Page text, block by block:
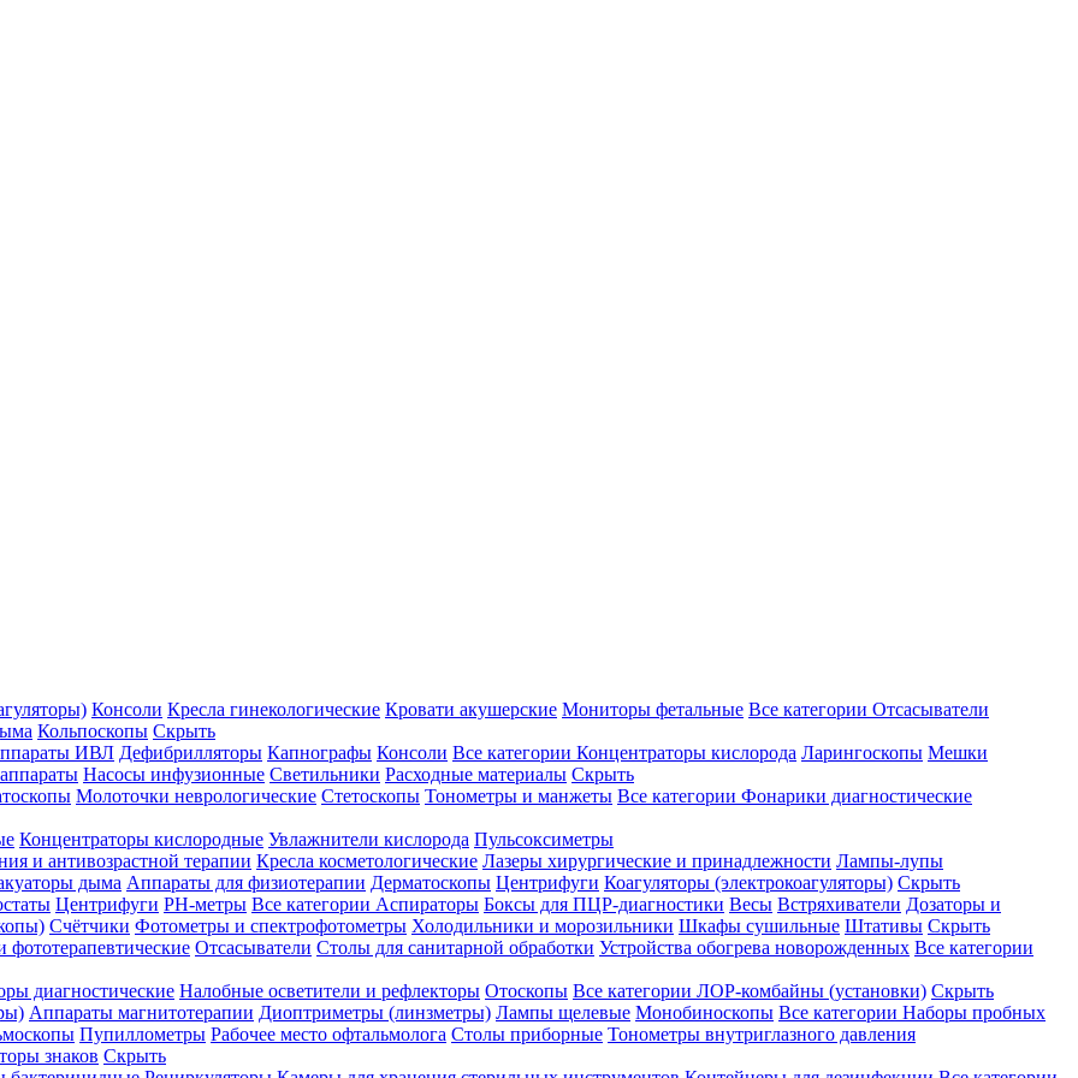
Консоли Кресла гинекологические Кровати акушерские Мониторы фетальные Все категории Отсасыватели
Кольпоскопы Скрыть
ИВЛ Дефибрилляторы Капнографы Консоли Все категории Концентраторы кислорода Ларингоскопы Мешки
Насосы инфузионные Светильники Расходные материалы Скрыть
Молоточки неврологические Стетоскопы Тонометры и манжеты Все категории Фонарики диагностические
Концентраторы кислородные Увлажнители кислорода Пульсоксиметры
и антивозрастной терапии Кресла косметологические Лазеры хирургические и принадлежности Лампы-лупы
дыма Аппараты для физиотерапии Дерматоскопы Центрифуги Коагуляторы (электрокоагуляторы) Скрыть
Центрифуги PH-метры Все категории Аспираторы Боксы для ПЦР-диагностики Весы Встряхиватели Дозаторы и
Счётчики Фотометры и спектрофотометры Холодильники и морозильники Шкафы сушильные Штативы Скрыть
фототерапевтические Отсасыватели Столы для санитарной обработки Устройства обогрева новорожденных Все категории
диагностические Налобные осветители и рефлекторы Отоскопы Все категории ЛОР-комбайны (установки) Скрыть
Аппараты магнитотерапии Диоптриметры (линзметры) Лампы щелевые Монобиноскопы Все категории Наборы пробных
Пупиллометры Рабочее место офтальмолога Столы приборные Тонометры внутриглазного давления
знаков Скрыть